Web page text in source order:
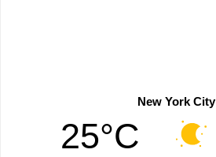
New York City
25°C